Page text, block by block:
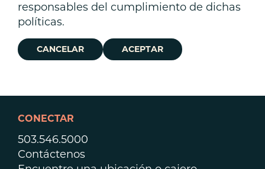
responsables del cumplimiento de dichas
políticas.
CANCELAR ACEPTAR
CONECTAR
503.546.5000
Contáctenos